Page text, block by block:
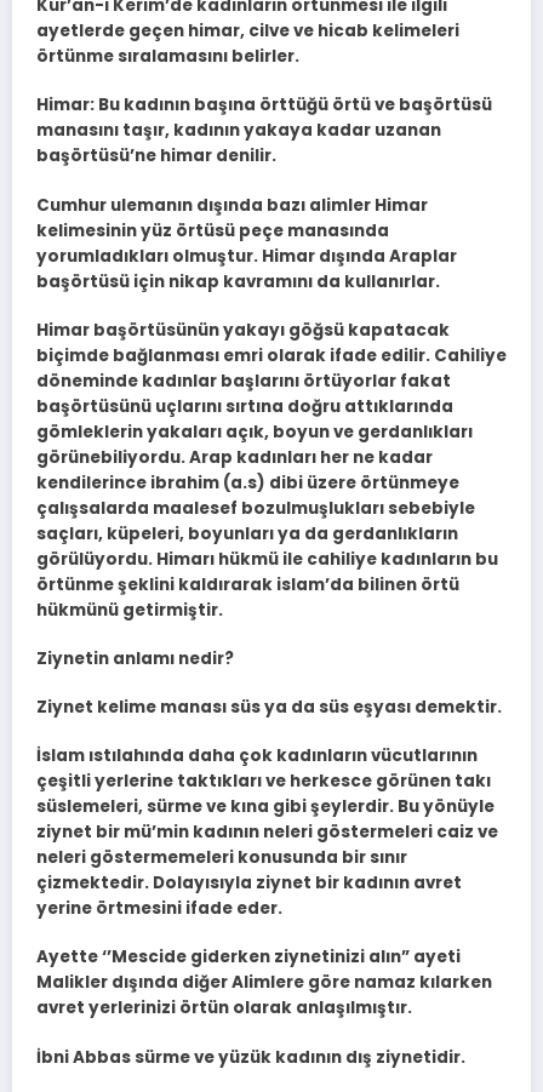
Kur’an-ı Kerim’de kadınların örtünmesi ile ilgili
ayetlerde geçen himar, cilve ve hicab kelimeleri
örtünme sıralamasını belirler.
Himar: Bu kadının başına örttüğü örtü ve başörtüsü
manasını taşır, kadının yakaya kadar uzanan
başörtüsü’ne himar denilir.
Cumhur ulemanın dışında bazı alimler Himar
kelimesinin yüz örtüsü peçe manasında
yorumladıkları olmuştur. Himar dışında Araplar
başörtüsü için nikap kavramını da kullanırlar.
Himar başörtüsünün yakayı göğsü kapatacak
biçimde bağlanması emri olarak ifade edilir. Cahiliye
döneminde kadınlar başlarını örtüyorlar fakat
başörtüsünü uçlarını sırtına doğru attıklarında
gömleklerin yakaları açık, boyun ve gerdanlıkları
görünebiliyordu. Arap kadınları her ne kadar
kendilerince ibrahim (a.s) dibi üzere örtünmeye
çalışsalarda maalesef bozulmuşlukları sebebiyle
saçları, küpeleri, boyunları ya da gerdanlıkların
görülüyordu. Himarı hükmü ile cahiliye kadınların bu
örtünme şeklini kaldırarak islam’da bilinen örtü
hükmünü getirmiştir.
Ziynetin anlamı nedir?
Ziynet kelime manası süs ya da süs eşyası demektir.
İslam ıstılahında daha çok kadınların vücutlarının
çeşitli yerlerine taktıkları ve herkesce görünen takı
süslemeleri, sürme ve kına gibi şeylerdir. Bu yönüyle
ziynet bir mü’min kadının neleri göstermeleri caiz ve
neleri göstermemeleri konusunda bir sınır
çizmektedir. Dolayısıyla ziynet bir kadının avret
yerine örtmesini ifade eder.
Ayette ‘’Mescide giderken ziynetinizi alın” ayeti
Malikler dışında diğer Alimlere göre namaz kılarken
avret yerlerinizi örtün olarak anlaşılmıştır.
İbni Abbas sürme ve yüzük kadının dış ziynetidir.